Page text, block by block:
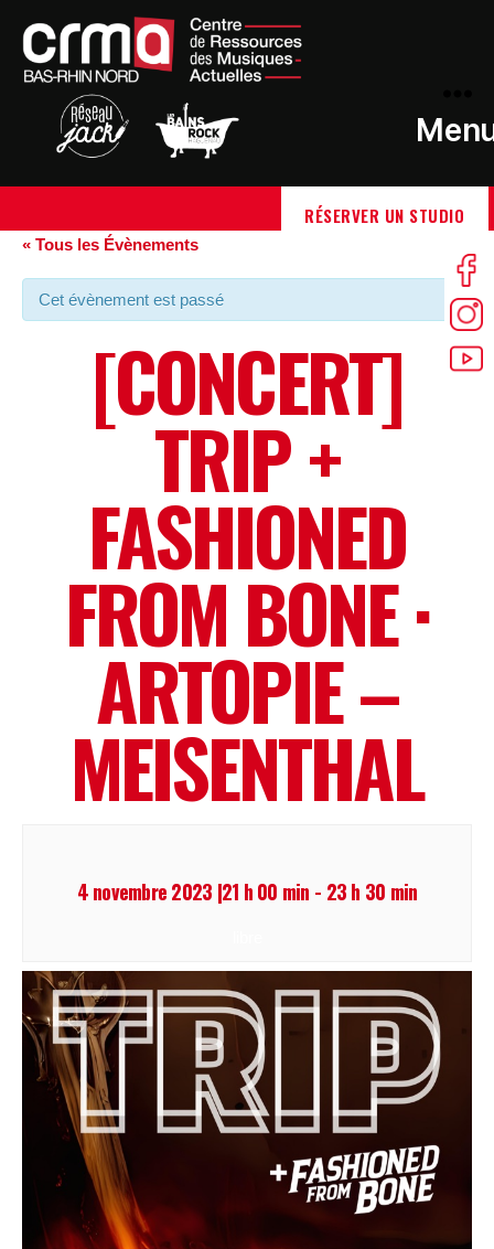
RÉSERVER UN STUDIO
« Tous les Évènements
Cet évènement est passé
[CONCERT]
TRIP +
FASHIONED
FROM BONE ·
ARTOPIE –
MEISENTHAL
4 novembre 2023 |21 h 00 min - 23 h 30 min